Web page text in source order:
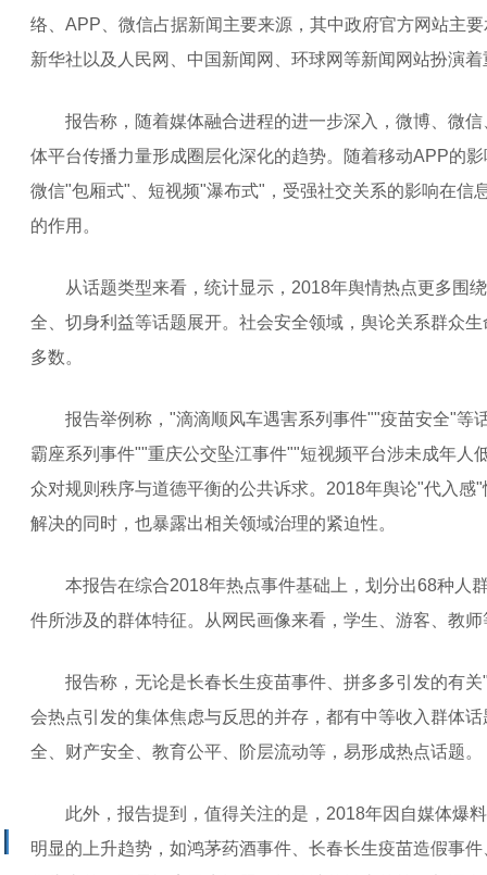
络、APP、微信占据新闻主要来源，其中政府官方网站主
新华社以及人民网、中国新闻网、环球网等新闻网站扮演
报告称，随着媒体融合进程的进一步深入，微博、微信
体平台传播力量形成圈层化深化的趋势。随着移动APP的
微信"包厢式"、短视频"瀑布式"，受强社交关系的影响在信
的作用。
从话题类型来看，统计显示，2018年舆情热点更多围绕
全、切身利益等话题展开。社会安全领域，舆论关系群众
多数。
报告举例称，"滴滴顺风车遇害系列事件""疫苗安全"等
霸座系列事件""重庆公交坠江事件""短视频平台涉未成年人
众对规则秩序与道德平衡的公共诉求。2018年舆论"代入感
解决的同时，也暴露出相关领域治理的紧迫性。
本报告在综合2018年热点事件基础上，划分出68种人
件所涉及的群体特征。从网民画像来看，学生、游客、教
报告称，无论是长春长生疫苗事件、拼多多引发的有关
会热点引发的集体焦虑与反思的并存，都有中等收入群体
全、财产安全、教育公平、阶层流动等，易形成热点话题。
此外，报告提到，值得关注的是，2018年因自媒体爆料
明显的上升趋势，如鸿茅药酒事件、长春长生疫苗造假事